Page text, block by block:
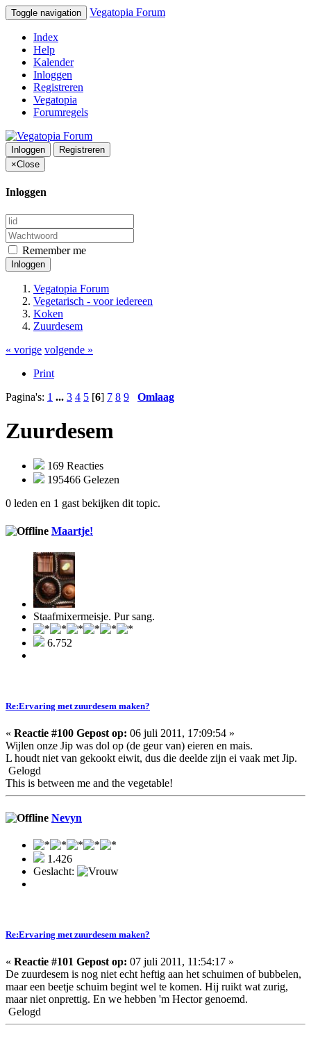
Toggle navigation Vegatopia Forum
Index
Help
Kalender
Inloggen
Registreren
Vegatopia
Forumregels
Inloggen
Registreren
×Close
Inloggen
Remember me
Inloggen
Vegatopia Forum
Vegetarisch - voor iedereen
Koken
Zuurdesem
« vorige volgende »
Print
Pagina's: 1 ... 3 4 5 [6] 7 8 9 Omlaag
Zuurdesem
169 Reacties
195466 Gelezen
0 leden en 1 gast bekijken dit topic.
Maartje!
Staafmixermeisje. Pur sang.
6.752
Re:Ervaring met zuurdesem maken?
« Reactie #100 Gepost op: 06 juli 2011, 17:09:54 »
Wijlen onze Jip was dol op (de geur van) eieren en mais.
L houdt niet van gekookt eiwit, dus die deelde zijn ei vaak met Jip.
Gelogd
This is between me and the vegetable!
Nevyn
1.426
Geslacht:
Re:Ervaring met zuurdesem maken?
« Reactie #101 Gepost op: 07 juli 2011, 11:54:17 »
De zuurdesem is nog niet echt heftig aan het schuimen of bubbelen,
maar een beetje schuim begint wel te komen. Hij ruikt wat zurig,
maar niet onprettig. En we hebben 'm Hector genoemd.
Gelogd